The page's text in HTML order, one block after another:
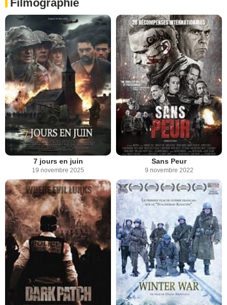
Filmographie
7 jours en juin
19 novembre 2025
Sans Peur
9 novembre 2022